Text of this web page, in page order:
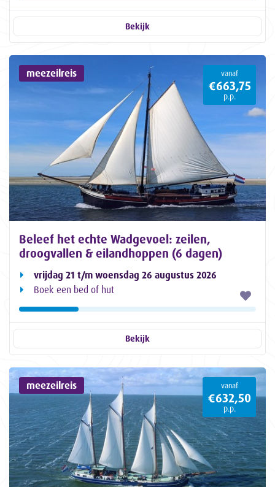
Bekijk
meezeilreis vanaf
€663,75
p.p.
Beleef het echte Wadgevoel: zeilen,
droogvallen & eilandhoppen (6 dagen)
vrijdag 21 t/m woensdag 26 augustus 2026
Boek een bed of hut
Bekijk
meezeilreis vanaf
€632,50
p.p.